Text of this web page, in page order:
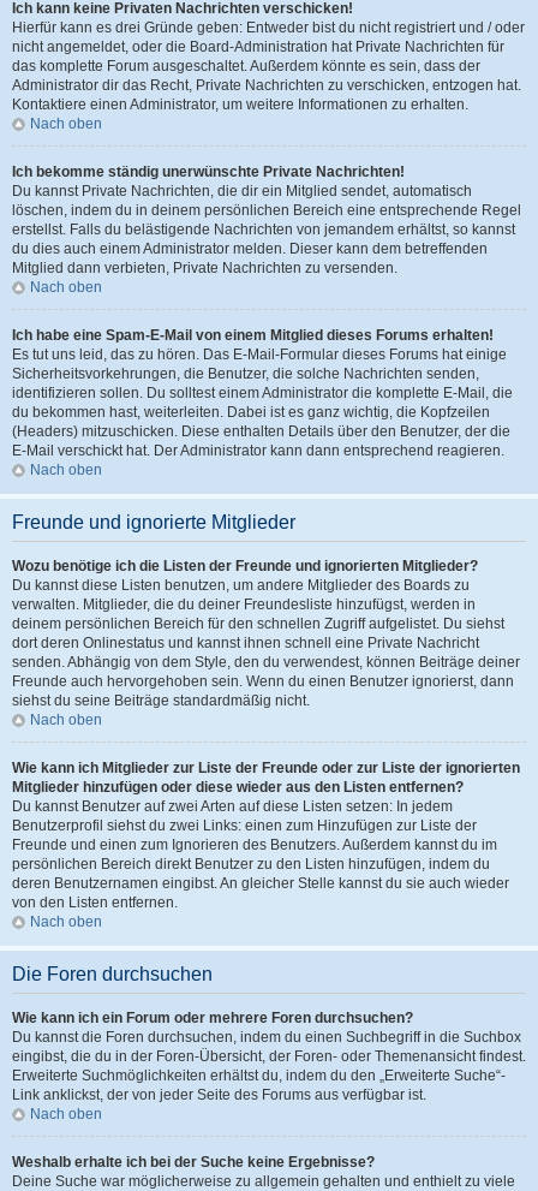
Ich kann keine Privaten Nachrichten verschicken!
Hierfür kann es drei Gründe geben: Entweder bist du nicht registriert und / oder
nicht angemeldet, oder die Board-Administration hat Private Nachrichten für
das komplette Forum ausgeschaltet. Außerdem könnte es sein, dass der
Administrator dir das Recht, Private Nachrichten zu verschicken, entzogen hat.
Kontaktiere einen Administrator, um weitere Informationen zu erhalten.
Nach oben
Ich bekomme ständig unerwünschte Private Nachrichten!
Du kannst Private Nachrichten, die dir ein Mitglied sendet, automatisch
löschen, indem du in deinem persönlichen Bereich eine entsprechende Regel
erstellst. Falls du belästigende Nachrichten von jemandem erhältst, so kannst
du dies auch einem Administrator melden. Dieser kann dem betreffenden
Mitglied dann verbieten, Private Nachrichten zu versenden.
Nach oben
Ich habe eine Spam-E-Mail von einem Mitglied dieses Forums erhalten!
Es tut uns leid, das zu hören. Das E-Mail-Formular dieses Forums hat einige
Sicherheitsvorkehrungen, die Benutzer, die solche Nachrichten senden,
identifizieren sollen. Du solltest einem Administrator die komplette E-Mail, die
du bekommen hast, weiterleiten. Dabei ist es ganz wichtig, die Kopfzeilen
(Headers) mitzuschicken. Diese enthalten Details über den Benutzer, der die
E-Mail verschickt hat. Der Administrator kann dann entsprechend reagieren.
Nach oben
Freunde und ignorierte Mitglieder
Wozu benötige ich die Listen der Freunde und ignorierten Mitglieder?
Du kannst diese Listen benutzen, um andere Mitglieder des Boards zu
verwalten. Mitglieder, die du deiner Freundesliste hinzufügst, werden in
deinem persönlichen Bereich für den schnellen Zugriff aufgelistet. Du siehst
dort deren Onlinestatus und kannst ihnen schnell eine Private Nachricht
senden. Abhängig von dem Style, den du verwendest, können Beiträge deiner
Freunde auch hervorgehoben sein. Wenn du einen Benutzer ignorierst, dann
siehst du seine Beiträge standardmäßig nicht.
Nach oben
Wie kann ich Mitglieder zur Liste der Freunde oder zur Liste der ignorierten
Mitglieder hinzufügen oder diese wieder aus den Listen entfernen?
Du kannst Benutzer auf zwei Arten auf diese Listen setzen: In jedem
Benutzerprofil siehst du zwei Links: einen zum Hinzufügen zur Liste der
Freunde und einen zum Ignorieren des Benutzers. Außerdem kannst du im
persönlichen Bereich direkt Benutzer zu den Listen hinzufügen, indem du
deren Benutzernamen eingibst. An gleicher Stelle kannst du sie auch wieder
von den Listen entfernen.
Nach oben
Die Foren durchsuchen
Wie kann ich ein Forum oder mehrere Foren durchsuchen?
Du kannst die Foren durchsuchen, indem du einen Suchbegriff in die Suchbox
eingibst, die du in der Foren-Übersicht, der Foren- oder Themenansicht findest.
Erweiterte Suchmöglichkeiten erhältst du, indem du den „Erweiterte Suche“-
Link anklickst, der von jeder Seite des Forums aus verfügbar ist.
Nach oben
Weshalb erhalte ich bei der Suche keine Ergebnisse?
Deine Suche war möglicherweise zu allgemein gehalten und enthielt zu viele